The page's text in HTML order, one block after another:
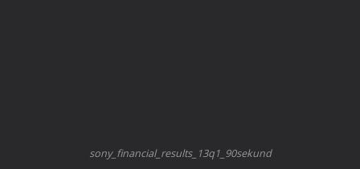
sony_financial_results_13q1_90sekund